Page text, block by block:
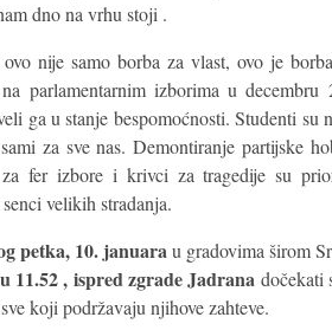
dno na vrhu stoji .
nije samo borba za vlast, ovo je
parlamentarnim izborima u decembru
ga u stanje bespomoćnosti. Studenti su
za sve nas. Demontiranje partijske
za fer izbore i krivci za tragedije su
velikih stradanja.
petka, 10. januarau gradovima širom
u 11.52 , ispred zgrade Jadrana dočekati
koji podržavaju njihove zahteve.